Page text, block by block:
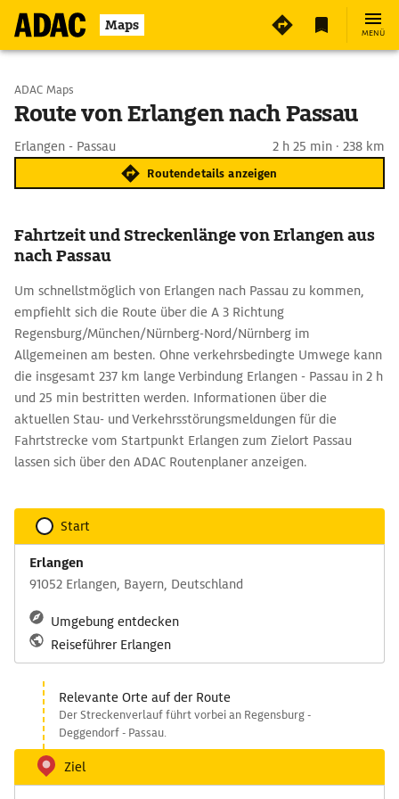
Maps MENÜ
Start wählen
ADAC Maps
Route von Erlangen nach Passau
Erlangen - Passau 2 h 25 min · 238 km
Routendetails anzeigen
Fahrtzeit und Streckenlänge von Erlangen aus
nach Passau
Um schnellstmöglich von Erlangen nach Passau zu kommen,
empfiehlt sich die Route über die A 3 Richtung
Regensburg/München/Nürnberg-Nord/Nürnberg im
Allgemeinen am besten. Ohne verkehrsbedingte Umwege kann
die insgesamt 237 km lange Verbindung Erlangen - Passau in 2 h
und 25 min bestritten werden. Informationen über die
aktuellen Stau- und Verkehrsstörungsmeldungen für die
Fahrtstrecke vom Startpunkt Erlangen zum Zielort Passau
lassen sich über den ADAC Routenplaner anzeigen.
Start
Erlangen
91052 Erlangen, Bayern, Deutschland
Umgebung entdecken
Reiseführer Erlangen
Relevante Orte auf der Route
Der Streckenverlauf führt vorbei an Regensburg -
Deggendorf - Passau.
Ziel